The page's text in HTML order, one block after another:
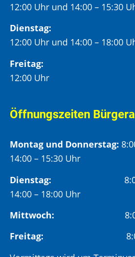
12:00 Uhr und 14:00 – 15:30
12:00 Uhr und 14:00 – 18:00
12:00 Uhr
Öffnungszeiten
Montag und Donnerstag:
14:00 – 15:30 Uhr
Dienstag: 8:00 –
14:00 – 18:00 Uhr
Mittwoch: 8:00 –
Freitag: